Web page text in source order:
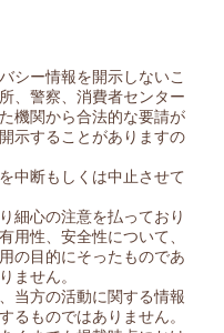
シー情報を開示しないこ
、警察、消費者センター
機関から合法的な要請が
示することがありますの
中断もしくは中止させて
ます。
細心の注意を払っており
用性、安全性について、
の目的にそったものであ
ません。
当方の活動に関する情報
るものではありません。